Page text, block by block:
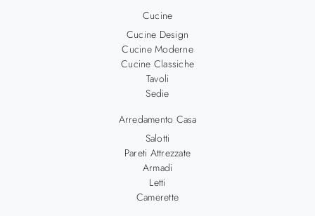
Cucine
Cucine Design
Cucine Moderne
Cucine Classiche
Tavoli
Sedie
Arredamento Casa
Salotti
Pareti Attrezzate
Armadi
Letti
Camerette